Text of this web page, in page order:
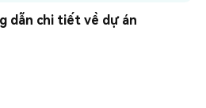
dẫn chi tiết về dự án